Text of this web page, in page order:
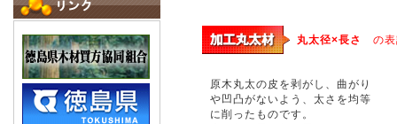
丸太径×長さ の表
原木丸太の皮を剥がし、曲がり
や凹凸がないよう、太さを均等
に削ったものです。